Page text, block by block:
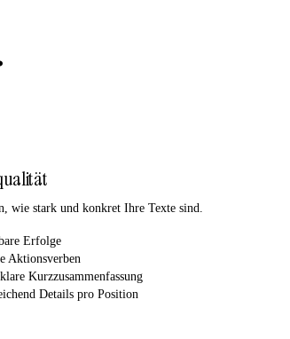
wie stark und konkret Ihre Texte sind.
Erfolge
Aktionsverben
Kurzzusammenfassung
Details pro Position